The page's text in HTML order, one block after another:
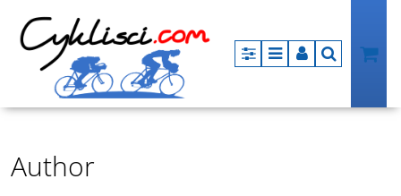
PanelMenuPanelSzukaj
Author